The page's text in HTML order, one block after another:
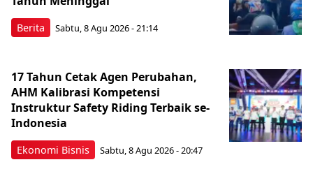
Berita Sabtu, 8 Agu 2026 - 21:14
Ekonomi Bisnis
17 Tahun Cetak Agen Perubahan,
AHM Kalibrasi Kompetensi
Instruktur Safety Riding Terbaik se-
Indonesia
Sabtu, 8 Agu 2026 - 20:47